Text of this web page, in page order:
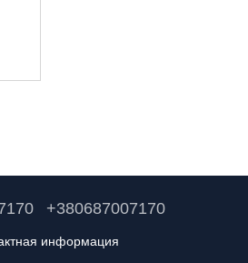
+380687007170
информация